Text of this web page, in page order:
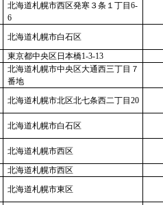
北海道札幌市西区発寒３条１丁目6-
6
北海道札幌市白石区
東京都中央区日本橋1-3-13
北海道札幌市中央区大通西三丁目７
番地
北海道札幌市北区北七条西二丁目20
北海道札幌市白石区
北海道札幌市西区
北海道札幌市西区
北海道札幌市東区